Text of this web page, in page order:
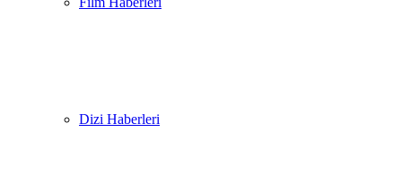
Dizi Haberleri